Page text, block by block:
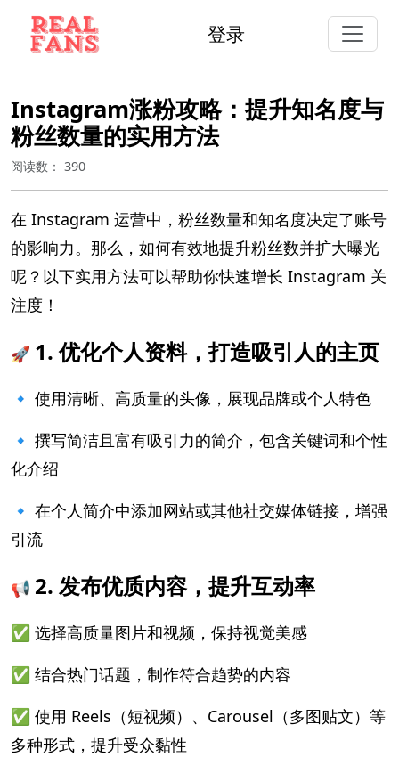
登录
Instagram涨粉攻略：提升知名度与
粉丝数量的实用方法
阅读数： 390
在 Instagram 运营中，粉丝数量和知名度决定了账号
的影响力。那么，如何有效地提升粉丝数并扩大曝光
呢？以下实用方法可以帮助你快速增长 Instagram 关
注度！
🚀 1. 优化个人资料，打造吸引人的主页
🔹 使用清晰、高质量的头像，展现品牌或个人特色
🔹 撰写简洁且富有吸引力的简介，包含关键词和个性
化介绍
🔹 在个人简介中添加网站或其他社交媒体链接，增强
引流
📢 2. 发布优质内容，提升互动率
✅ 选择高质量图片和视频，保持视觉美感
✅ 结合热门话题，制作符合趋势的内容
✅ 使用 Reels（短视频）、Carousel（多图贴文）等
多种形式，提升受众黏性